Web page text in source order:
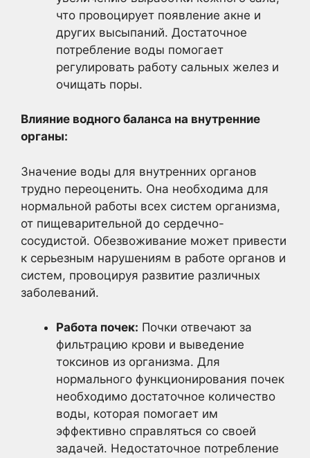
что провоцирует появление акне и
других высыпаний. Достаточное
потребление воды помогает
регулировать работу сальных желез и
очищать поры.
Влияние водного баланса на внутренние
органы:
Значение воды для внутренних органов
трудно переоценить. Она необходима для
нормальной работы всех систем организма,
от пищеварительной до сердечно-
сосудистой. Обезвоживание может привести
к серьезным нарушениям в работе органов и
систем, провоцируя развитие различных
заболеваний.
Работа почек: Почки отвечают за
фильтрацию крови и выведение
токсинов из организма. Для
нормального функционирования почек
необходимо достаточное количество
воды, которая помогает им
эффективно справляться со своей
задачей. Недостаточное потребление